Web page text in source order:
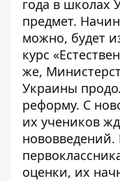
года в школах
предмет.
можно, будет
курс
же,
Украины
реформу. С
их учеников
оценки, их